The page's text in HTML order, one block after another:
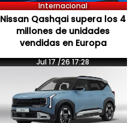
Internacional
Nissan Qashqai supera los 4
millones de unidades
vendidas en Europa
Jul 17 /26 17:28